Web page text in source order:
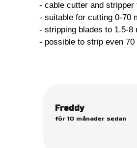
- cable cutter and stripper
- suitable for cutting 0-70
- stripping blades to 1.5-8
- possible to strip even
Freddy
för 10 månader sedan